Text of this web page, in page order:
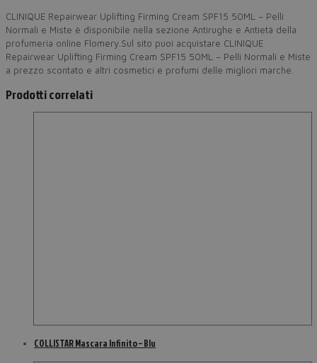
CLINIQUE Repairwear Uplifting Firming Cream SPF15 50ML – Pelli
Normali e Miste è disponibile nella sezione Antirughe e Antietà della
profumeria online Flomery.Sul sito puoi acquistare CLINIQUE
Repairwear Uplifting Firming Cream SPF15 50ML – Pelli Normali e Miste
a prezzo scontato e altri cosmetici e profumi delle migliori marche.
Prodotti correlati
COLLISTAR Mascara Infinito – Blu